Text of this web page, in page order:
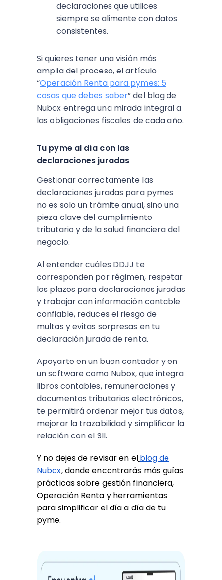
declaraciones que utilices
siempre se alimente con datos
consistentes.​
Si quieres tener una visión más
amplia del proceso, el artículo
“Operación Renta para pymes: 5
cosas que debes saber” del blog de
Nubox entrega una mirada integral a
las obligaciones fiscales de cada año.​
Tu pyme al día con las
declaraciones juradas
Gestionar correctamente las
declaraciones juradas para pymes
no es solo un trámite anual, sino una
pieza clave del cumplimiento
tributario y de la salud financiera del
negocio.
Al entender cuáles DDJJ te
corresponden por régimen, respetar
los plazos para declaraciones juradas
y trabajar con información contable
confiable, reduces el riesgo de
multas y evitas sorpresas en tu
declaración jurada de renta.​
Apoyarte en un buen contador y en
un software como Nubox, que integra
libros contables, remuneraciones y
documentos tributarios electrónicos,
te permitirá ordenar mejor tus datos,
mejorar la trazabilidad y simplificar la
relación con el SII.
Y no dejes de revisar en elblog de
Nubox,donde encontrarás más guías
prácticas sobre gestión financiera,
Operación Renta y herramientas
para simplificar el día a día de tu
pyme.